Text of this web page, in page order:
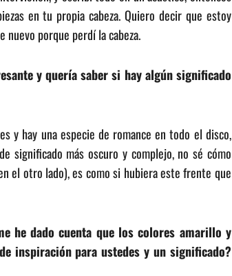
en tu propia cabeza. Quiero decir que estoy
nuevo porque perdí la cabeza.
y quería saber si hay algún significado
y hay una especie de romance en todo el disco,
significado más oscuro y complejo, no sé cómo
el otro lado), es como si hubiera este frente que
he dado cuenta que los colores amarillo y
inspiración para ustedes y un significado?